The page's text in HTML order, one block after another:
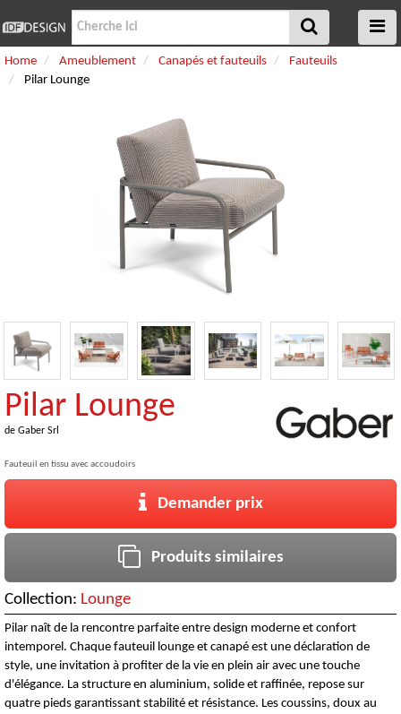
Home Ameublement Canapés et fauteuils
Fauteuils
Pilar Lounge
Pilar Lounge
de Gaber Srl
Fauteuil en tissu avec accoudoirs
Demander prix
Produits similaires
Collection: Lounge
Pilar naît de la rencontre parfaite entre design moderne et confort
intemporel. Chaque fauteuil lounge et canapé est une déclaration de
style, une invitation à profiter de la vie en plein air avec une touche
d'élégance. La structure en aluminium, solide et raffinée, repose sur
quatre pieds garantissant stabilité et résistance. Les coussins, doux au